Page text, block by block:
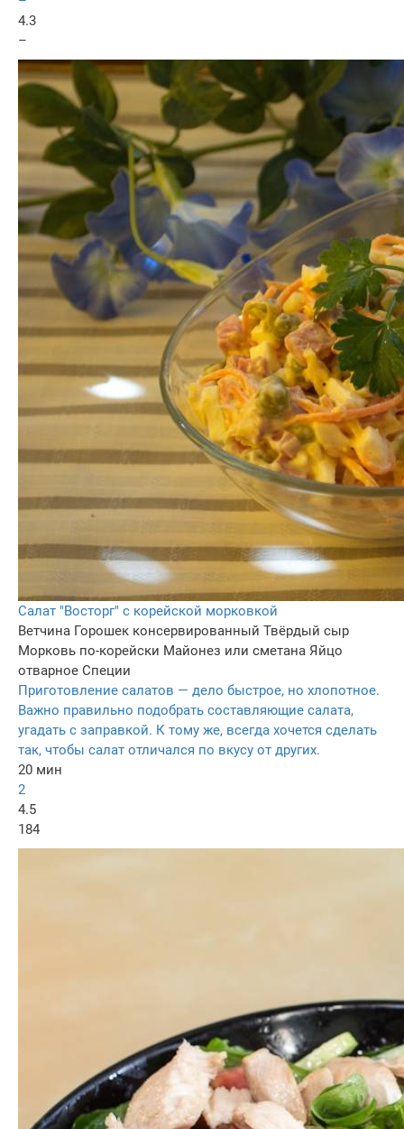
4.3
–
Салат "Восторг" с корейской морковкой
Ветчина Горошек консервированный Твёрдый сыр
Морковь по-корейски Майонез или сметана Яйцо
отварное Специи
Приготовление салатов — дело быстрое, но хлопотное.
Важно правильно подобрать составляющие салата,
угадать с заправкой. К тому же, всегда хочется сделать
так, чтобы салат отличался по вкусу от других.
20 мин
2
4.5
184